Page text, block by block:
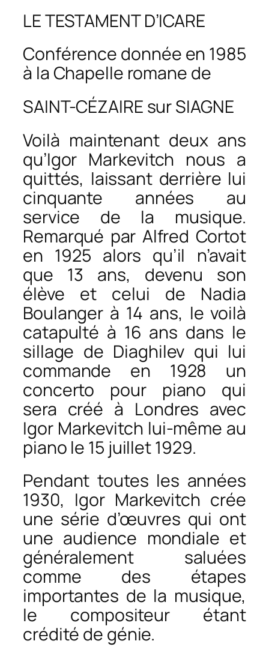
LE TESTAMENT D’ICARE
Conférence donnée en 1985
à la Chapelle romane de
SAINT-CÉZAIRE sur SIAGNE
Voilà maintenant deux ans
qu’Igor Markevitch nous a
quittés, laissant derrière lui
cinquante années au
service de la musique.
Remarqué par Alfred Cortot
en 1925 alors qu’il n’avait
que 13 ans, devenu son
élève et celui de Nadia
Boulanger à 14 ans, le voilà
catapulté à 16 ans dans le
sillage de Diaghilev qui lui
commande en 1928 un
concerto pour piano qui
sera créé à Londres avec
Igor Markevitch lui-même au
piano le 15 juillet 1929.
Pendant toutes les années
1930, Igor Markevitch crée
une série d’œuvres qui ont
une audience mondiale et
généralement saluées
comme des étapes
importantes de la musique,
le compositeur étant
crédité de génie.